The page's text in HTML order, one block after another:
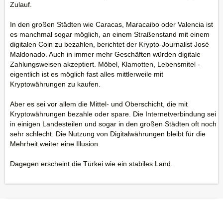
Zulauf.
In den großen Städten wie Caracas, Maracaibo oder Valencia ist
es manchmal sogar möglich, an einem Straßenstand mit einem
digitalen Coin zu bezahlen, berichtet der Krypto-Journalist José
Maldonado. Auch in immer mehr Geschäften würden digitale
Zahlungsweisen akzeptiert. Möbel, Klamotten, Lebensmitel -
eigentlich ist es möglich fast alles mittlerweile mit
Kryptowährungen zu kaufen.
Aber es sei vor allem die Mittel- und Oberschicht, die mit
Kryptowährungen bezahle oder spare. Die Internetverbindung sei
in einigen Landesteilen und sogar in den großen Städten oft noch
sehr schlecht. Die Nutzung von Digitalwährungen bleibt für die
Mehrheit weiter eine Illusion.
Dagegen erscheint die Türkei wie ein stabiles Land.